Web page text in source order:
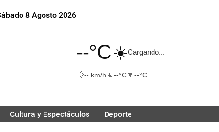
8 Agosto 2026
--°C☀️Cargando...
💨-- km/h 🔼 --°C🔽 --°C
Cultura y Espectáculos Deporte